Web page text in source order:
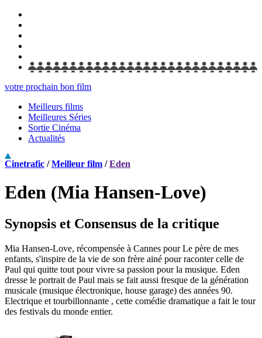
votre prochain bon film
Meilleurs films
Meilleures Séries
Sortie Cinéma
Actualités
Cinetrafic /Meilleur film /Eden
Eden (Mia Hansen-Love)
Synopsis et Consensus de la critique
Mia Hansen-Love, récompensée à Cannes pour Le père de mes
enfants, s'inspire de la vie de son frère ainé pour raconter celle de
Paul qui quitte tout pour vivre sa passion pour la musique. Eden
dresse le portrait de Paul mais se fait aussi fresque de la génération
musicale (musique électronique, house garage) des années 90.
Electrique et tourbillonnante , cette comédie dramatique a fait le tour
des festivals du monde entier.